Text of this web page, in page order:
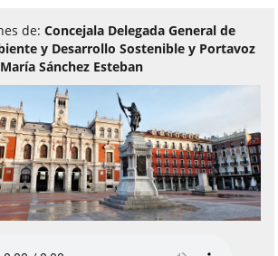
de:Concejala Delegada General de
y Desarrollo Sostenible y Portavoz
Sánchez Esteban